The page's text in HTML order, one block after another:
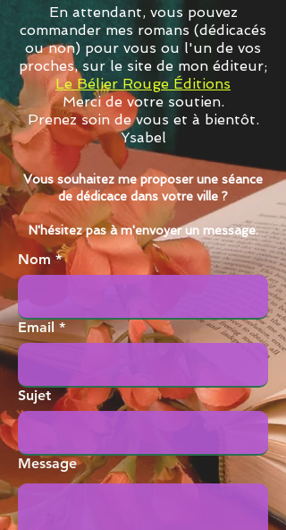
En attendant, vous pouvez
commander mes romans (dédicacés
ou non) pour vous ou l'un de vos
proches, sur le site de mon éditeur;
Le Bélier Rouge Éditions
​Merci de votre soutien.
Prenez soin de vous et à bientôt.
Ysabel
Vous souhaitez me proposer une séance
de dédicace dans votre ville ?
N'hésitez pas à m'envoyer un message.
Nom
Email
Sujet
Message